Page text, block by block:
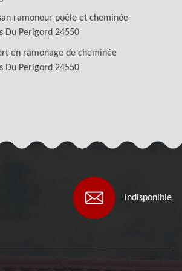
ramoneur poêle et cheminée
Du Perigord 24550
en ramonage de cheminée
Du Perigord 24550
indisponible